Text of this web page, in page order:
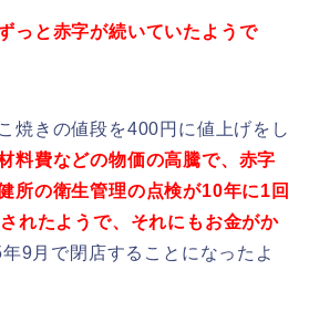
っと赤字が続いていたようで
焼きの値段を400円に値上げをし
料費などの物価の高騰で、赤字
所の衛生管理の点検が10年に1回
れたようで、それにもお金がか
9月で閉店することになったよ